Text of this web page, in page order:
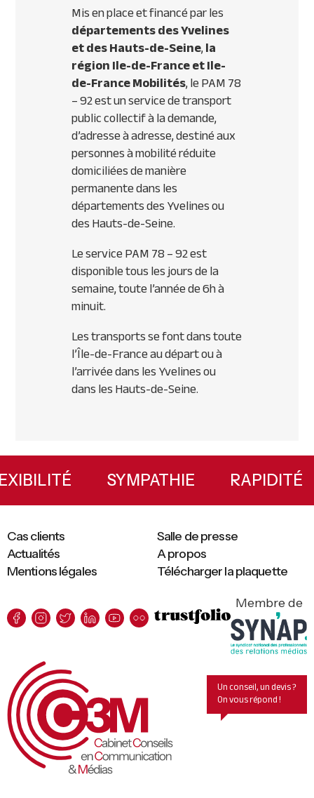
Mis en place et financé par les
départements des Yvelines
et des Hauts-de-Seine,la
région Ile-de-France et Ile-
de-France Mobilités, le PAM 78
– 92 est un service de transport
public collectif à la demande,
d’adresse à adresse, destiné aux
personnes à mobilité réduite
domiciliées de manière
permanente dans les
départements des Yvelines ou
des Hauts-de-Seine.
Le service PAM 78 – 92 est
disponible tous les jours de la
semaine, toute l’année de 6h à
minuit.
Les transports se font dans toute
l’Île-de-France au départ ou à
l’arrivée dans les Yvelines ou
dans les Hauts-de-Seine.
Primary
Sidebar
FLEXIBILITÉ SYMPATHIE
Mentions légales Télécharger la plaquette
Cas clients
Salle de presse
Actualités
A propos
Membre de
Un conseil, un devis ?
On vous répond !